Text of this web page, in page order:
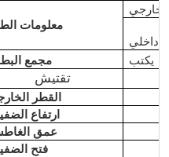
معلومات
خارجي
داخلي
مجمع
يكتب
تقتيش
القطر
ارتفاع
عمق
فتح